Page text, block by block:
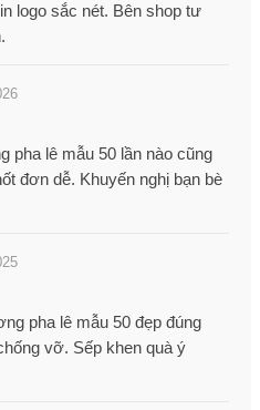
logo sắc nét. Bên shop tư
pha lê mẫu 50 lần nào cũng
đơn dễ. Khuyến nghị bạn bè
pha lê mẫu 50 đẹp đúng
vỡ. Sếp khen quà ý